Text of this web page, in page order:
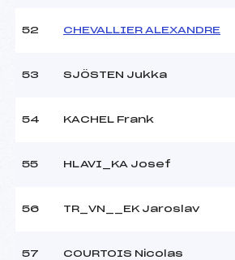
52 CHEVALLIER ALEXANDRE
53 SJÖSTEN Jukka
54 KACHEL Frank
55 HLAVI_KA Josef
56 TR_VN__EK Jaroslav
57 COURTOIS Nicolas